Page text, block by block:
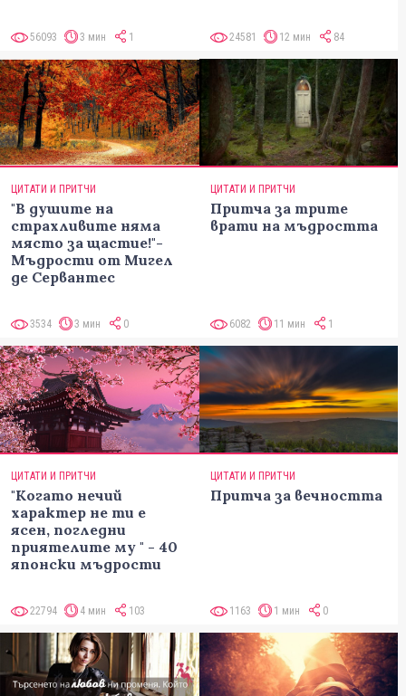
56093 3 мин 1 24581 12 мин 84
ЦИТАТИ И ПРИТЧИ
"В душите на
страхливите няма
място за щастие!"-
Мъдрости от Мигел
де Сервантес
3534 3 мин 0
ЦИТАТИ И ПРИТЧИ
Притча за трите
врати на мъдростта
6082 11 мин 1
ЦИТАТИ И ПРИТЧИ
"Когато нечий
характер не ти е
ясен, погледни
приятелите му " - 40
японски мъдрости
22794 4 мин 103
ЦИТАТИ И ПРИТЧИ
Притча за вечността
1163 1 мин 0